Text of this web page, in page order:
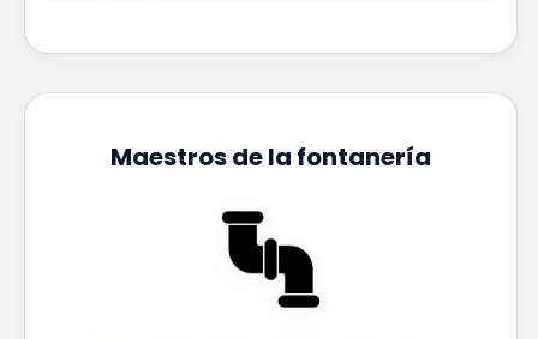
Maestros de la fontanería